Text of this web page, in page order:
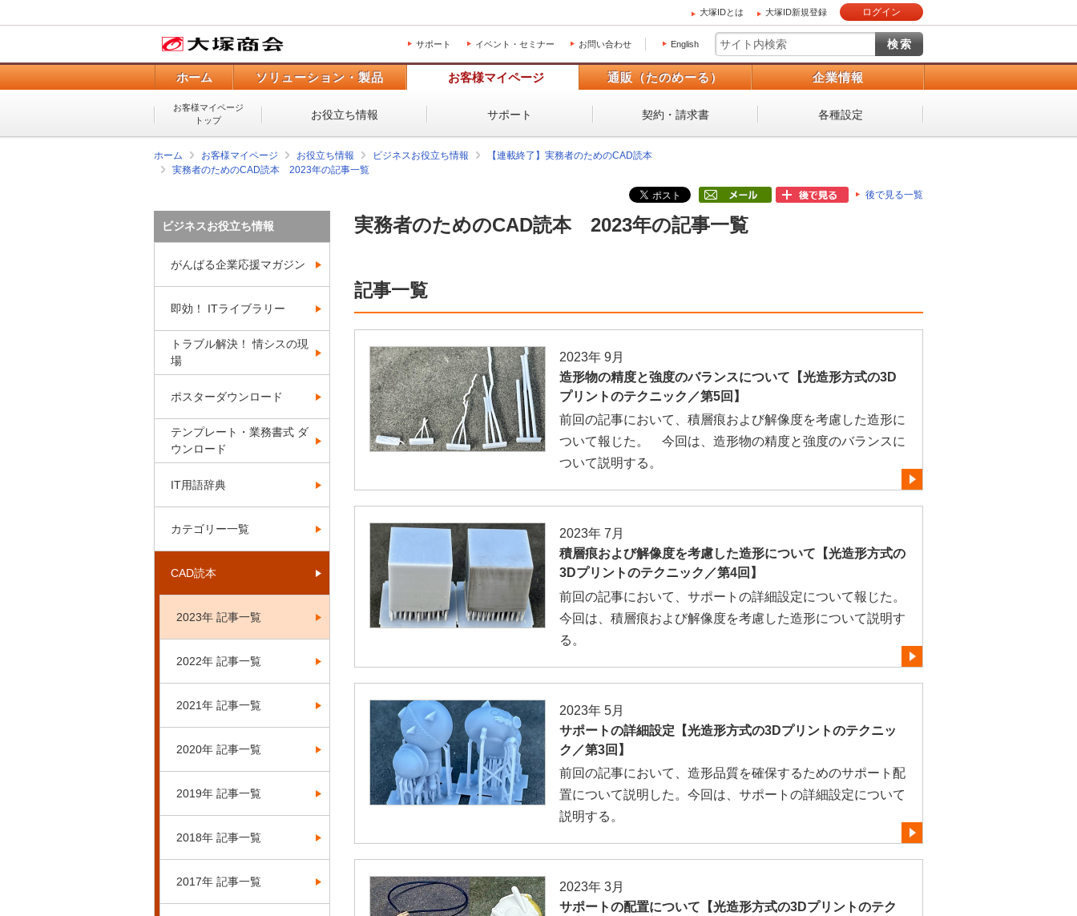
大塚IDとは 大塚ID新規登録 ログイン
サポート イベント・セミナー お問い合わせ English
ホーム ソリューション・製品 お客様マイページ 通販（たのめーる） 企業情報
お客様マイページ
トップ
お役立ち情報 サポート 契約・請求書 各種設定
ホーム お客様マイページ お役立ち情報 ビジネスお役立ち情報
【連載終了】実務者のためのCAD読本
実務者のためのCAD読本 2023年の記事一覧
後で見る一覧
実務者のためのCAD読本 2023年の記事一覧
記事一覧
2023年 9月
造形物の精度と強度のバランスについて【光造形方式の3D
プリントのテクニック／第5回】
前回の記事において、積層痕および解像度を考慮した造形に
ついて報じた。 今回は、造形物の精度と強度のバランスに
ついて説明する。
2023年 7月
積層痕および解像度を考慮した造形について【光造形方式の
3Dプリントのテクニック／第4回】
前回の記事において、サポートの詳細設定について報じた。
今回は、積層痕および解像度を考慮した造形について説明す
る。
2023年 5月
サポートの詳細設定【光造形方式の3Dプリントのテクニッ
ク／第3回】
前回の記事において、造形品質を確保するためのサポート配
置について説明した。今回は、サポートの詳細設定について
説明する。
2023年 3月
サポートの配置について【光造形方式の3Dプリントのテク
ビジネスお役立ち情報
がんばる企業応援マガジン
即効！ ITライブラリー
トラブル解決！ 情シスの現
場
ポスターダウンロード
テンプレート・業務書式 ダ
ウンロード
IT用語辞典
カテゴリー一覧
CAD読本
2023年 記事一覧
2022年 記事一覧
2021年 記事一覧
2020年 記事一覧
2019年 記事一覧
2018年 記事一覧
2017年 記事一覧